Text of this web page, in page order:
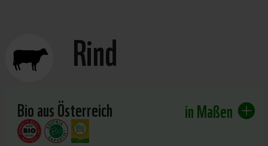
Rind
Bio aus Österreich in Maßen